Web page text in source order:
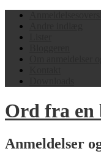
Ord fra
Anmeldelser